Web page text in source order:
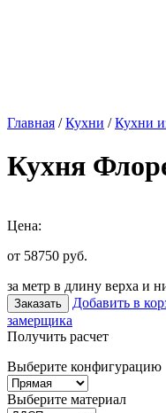
Главная /Кухни /Кухни
Кухня
Цена:
от 58750 руб.
за метр в длину верха и
Заказать Добавить в
замерщика
Получить расчет
Выберите конфигурацию
Выберите материал